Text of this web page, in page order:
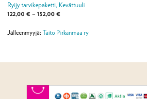
Ryijy tarvikepaketti, Kevättuuli
122,00 € – 152,00 €Hintaluokka:
152,00 €
Jälleenmyyjä: Taito Pirkanmaa ry